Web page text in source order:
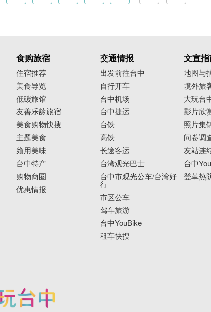
食购旅宿
住宿推荐
美食导览
低碳旅馆
友善乐龄旅宿
美食购物快搜
主题美食
飨用美味
台中特产
购物商圈
优惠情报
交通情报
出发前往台中
自行开车
台中机场
台中捷运
台铁
高铁
长途客运
台湾观光巴士
台中市观光公车/台湾好
行
市区公车
驾车旅游
台中YouBike
租车快搜
文宣
地图与
境外旅
大玩台
影片欣
照片集
问卷调
友站连
台中
登革热